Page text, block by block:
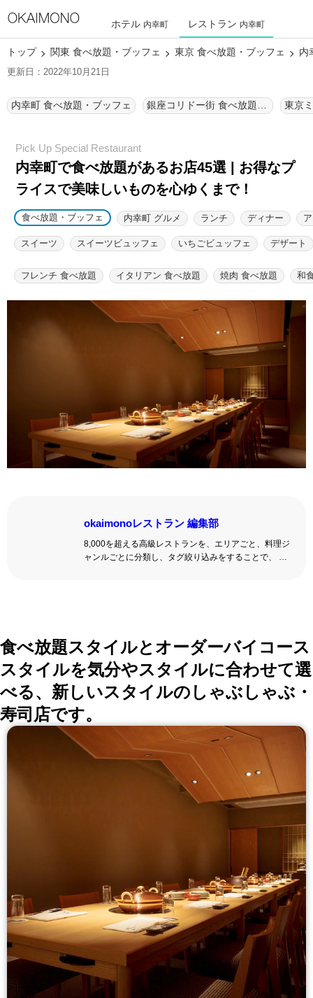
ホテル 内幸町 レストラン 内幸町
トップ 関東 食べ放題・ブッフェ 東京 食べ放題・ブッフェ 内
更新日：2022年10月21日
内幸町 食べ放題・ブッフェ
内幸町で食べ放題があるお店45選 | お得なプ
ライスで美味しいものを心ゆくまで！
食べ放題・ブッフェ 内幸町 グルメ ランチ ディナー
スイーツ スイーツビュッフェ いちごビュッフェ デザート
フレンチ 食べ放題 イタリアン 食べ放題 焼肉 食べ放題 和
okaimonoレストラン 編集部
8,000を超える高級レストランを、エリアごと、料理ジ
ャンルごとに分類し、タグ絞り込みをすることで、 い
食べ放題スタイルとオーダーバイコース
スタイルを気分やスタイルに合わせて選
べる、新しいスタイルのしゃぶしゃぶ・
寿司店です。